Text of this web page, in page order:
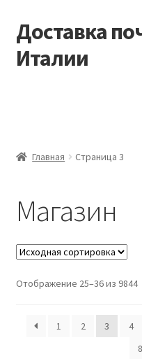
Перейти
к
навигации
Перейти
к
содержимому
Доставка
Италии
Корзина
Мой аккаунт
Главная Страница 3
Магазин
Отображение 25–36 из 9844
1 2 3 4